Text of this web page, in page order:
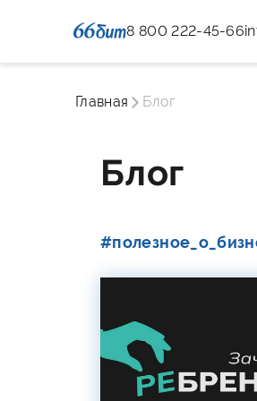
8 800 222-45-66
Главная Блог
Блог